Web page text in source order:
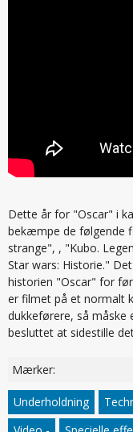
Dette år for "Oscar" i
bekæmpe de følgende
strange", , "Kubo.
Star wars: Historie."
historien "Oscar" for
er filmet på et normalt
dukkeførere, så måske
besluttet at sidestille
Mærker:
Underholdning